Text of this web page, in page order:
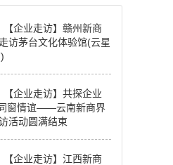
【企业走访】赣州新商
访茅台文化体验馆(云星
【企业走访】共探企业
窗情谊——云南新商界
活动圆满结束
【企业走访】江西新商